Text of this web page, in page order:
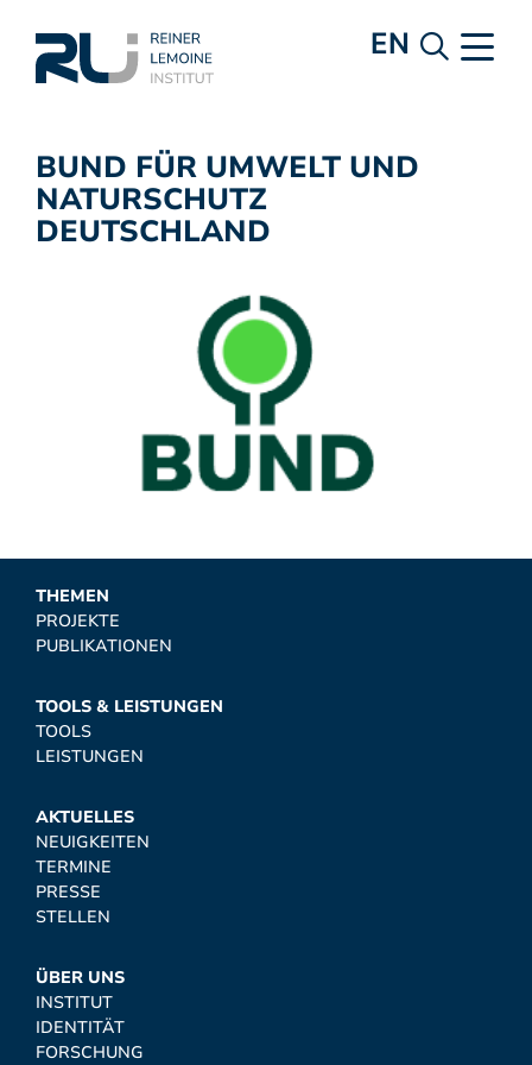
EN
BUND FÜR UMWELT UND
NATURSCHUTZ
DEUTSCHLAND
THEMEN
PROJEKTE
PUBLIKATIONEN
TOOLS & LEISTUNGEN
TOOLS
LEISTUNGEN
AKTUELLES
NEUIGKEITEN
TERMINE
PRESSE
STELLEN
ÜBER UNS
INSTITUT
IDENTITÄT
FORSCHUNG